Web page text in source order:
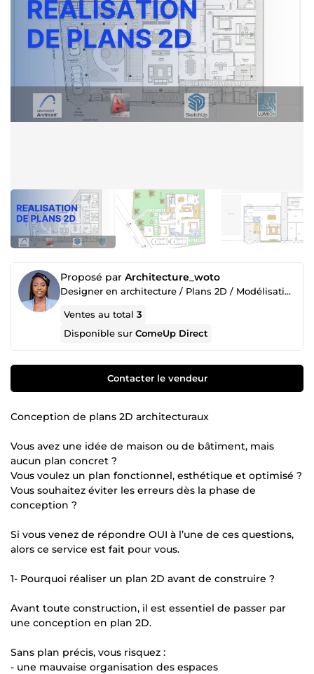
Proposé par Architecture_woto
Designer en architecture / Plans 2D / Modélisation 3D / Architecture d’intérieur/extérieur
Ventes au total3
Disponible surComeUp Direct
Contacter le vendeur
Conception de plans 2D architecturaux
Vous avez une idée de maison ou de bâtiment, mais
aucun plan concret ?
Vous voulez un plan fonctionnel, esthétique et optimisé ?
Vous souhaitez éviter les erreurs dès la phase de
conception ?
Si vous venez de répondre OUI à l’une de ces questions,
alors ce service est fait pour vous.
1- Pourquoi réaliser un plan 2D avant de construire ?
Avant toute construction, il est essentiel de passer par
une conception en plan 2D.
Sans plan précis, vous risquez :
- une mauvaise organisation des espaces